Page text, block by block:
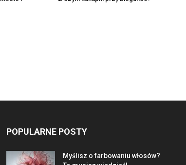
POPULARNE POSTY
Myślisz o farbowaniu włosów?